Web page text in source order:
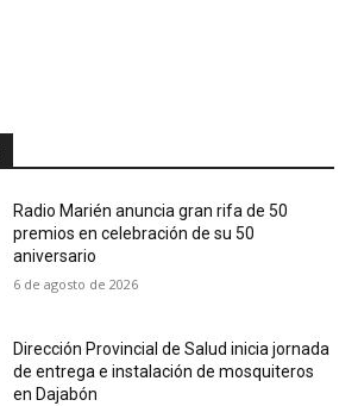
Radio Marién anuncia gran rifa de 50
premios en celebración de su 50
aniversario
6 de agosto de 2026
Dirección Provincial de Salud inicia jornada
de entrega e instalación de mosquiteros
en Dajabón